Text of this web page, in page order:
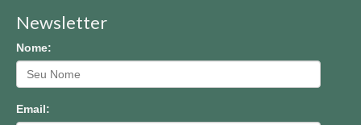
Newsletter
Nome:
Email: